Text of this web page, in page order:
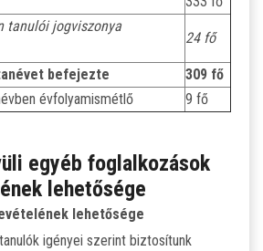
tanulói jogviszonya
24 fő
befejezte
309 fő
évfolyamismétlő
9 fő
egyéb foglalkozások
lehetősége
lehetősége
igényei szerint biztosítunk